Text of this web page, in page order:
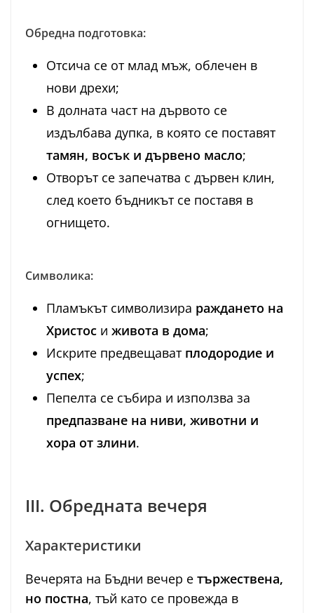
Обредна подготовка:
Отсича се от млад мъж, облечен в
нови дрехи;
В долната част на дървото се
издълбава дупка, в която се поставят
тамян, восък и дървено масло;
Отворът се запечатва с дървен клин,
след което бъдникът се поставя в
огнището.
Символика:
Пламъкът символизира раждането на
Христос и живота в дома;
Искрите предвещават плодородие и
успех;
Пепелта се събира и използва за
предпазване на ниви, животни и
хора от злини.
III. Обредната вечеря
Характеристики
Вечерята на Бъдни вечер е тържествена,
но постна, тъй като се провежда в